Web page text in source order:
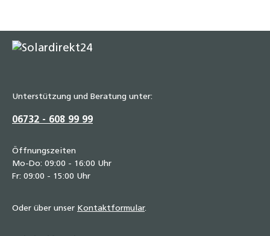
Unterstützung und Beratung unter:
06732 - 608 99 99
Öffnungszeiten
Mo-Do: 09:00 - 16:00 Uhr
Fr: 09:00 - 15:00 Uhr
Oder über unser Kontaktformular.